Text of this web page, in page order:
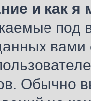
и как я
Обычно